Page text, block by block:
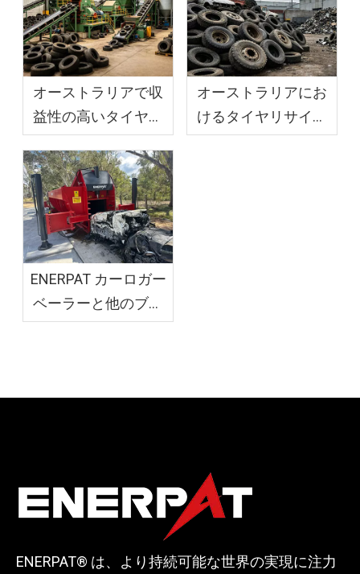
オーストラリアで収
益性の高いタイヤリ
サイクル事業を構築
する方法
オーストラリアにお
けるタイヤリサイク
ルプロセスの実践ガ
ENERPAT カーロガー
ベーラーと他のブラ
ンド: ROI を最大化す
ENERPAT® は、より持続可能な世界の実現に注力